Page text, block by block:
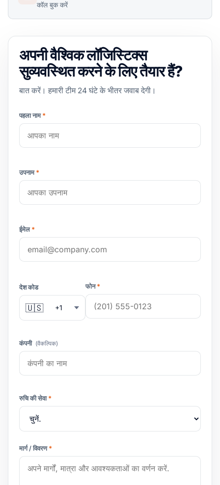
कॉल बुक करें
अपनी वैश्विक लॉजिस्टिक्स
सुव्यवस्थित करने के लिए तैयार हैं?
बात करें। हमारी टीम 24 घंटे के भीतर जवाब देगी।
पहला नाम*
उपनाम*
ईमेल*
देश कोड
🇺🇸 +1
फोन*
कंपनी (वैकल्पिक)
रुचि की सेवा*
मार्ग / विवरण*